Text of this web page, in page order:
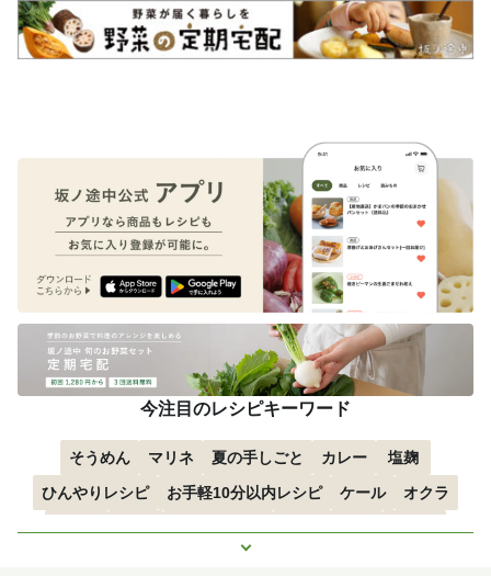
今注目のレシピキーワード
そうめん マリネ 夏の手しごと カレー
塩麹
ひんやりレシピ
お手軽10分以内レシピ ケール
オクラ
空心菜
枝豆 すずかぼちゃ つるむらさき
トマト
もっと見る